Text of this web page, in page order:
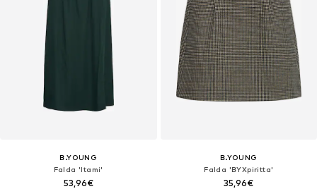
B.YOUNG
Falda 'Itami'
53,96€
B.YOUNG
Falda 'BYXpiritta'
35,96€